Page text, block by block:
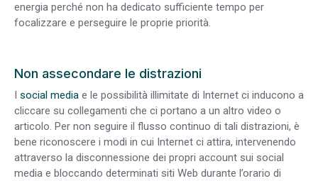
energia perché non ha dedicato sufficiente tempo per
focalizzare e perseguire le proprie priorità.
Non assecondare le distrazioni
I social media e le possibilità illimitate di Internet ci inducono a
cliccare su collegamenti che ci portano a un altro video o
articolo. Per non seguire il flusso continuo di tali distrazioni, è
bene riconoscere i modi in cui Internet ci attira, intervenendo
attraverso la disconnessione dei propri account sui social
media e bloccando determinati siti Web durante l’orario di